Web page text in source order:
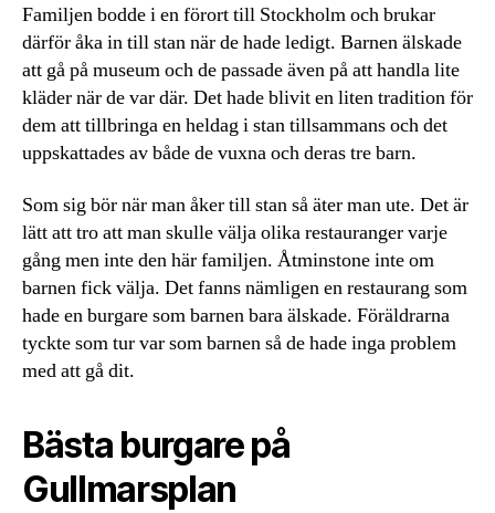
Familjen bodde i en förort till Stockholm och brukar
därför åka in till stan när de hade ledigt. Barnen älskade
att gå på museum och de passade även på att handla lite
kläder när de var där. Det hade blivit en liten tradition för
dem att tillbringa en heldag i stan tillsammans och det
uppskattades av både de vuxna och deras tre barn.
Som sig bör när man åker till stan så äter man ute. Det är
lätt att tro att man skulle välja olika restauranger varje
gång men inte den här familjen. Åtminstone inte om
barnen fick välja. Det fanns nämligen en restaurang som
hade en burgare som barnen bara älskade. Föräldrarna
tyckte som tur var som barnen så de hade inga problem
med att gå dit.
Bästa burgare på
Gullmarsplan